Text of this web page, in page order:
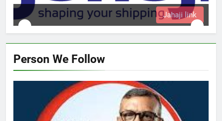
Jahaji link
Person We Follow